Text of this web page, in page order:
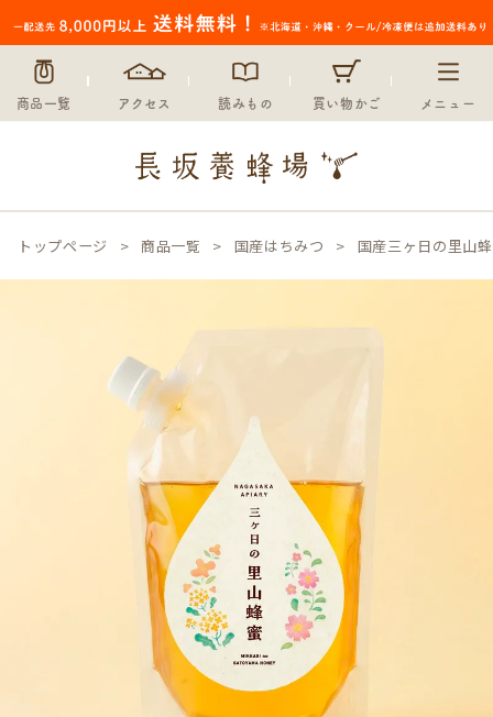
商品一覧 アクセス 読みもの 買い物かご メニュー
トップページ 商品一覧 国産はちみつ 国産三ヶ日の里山